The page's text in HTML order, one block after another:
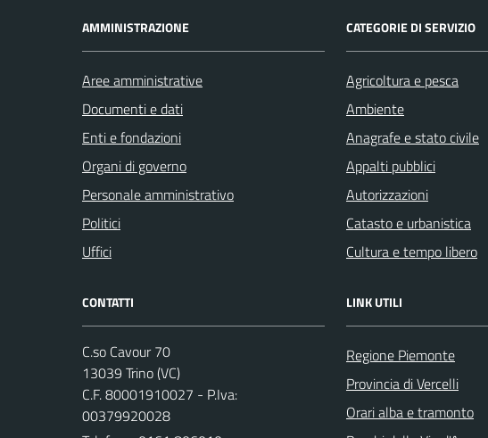
AMMINISTRAZIONE
Aree amministrative
Documenti e dati
Enti e fondazioni
Organi di governo
Personale amministrativo
Politici
Uffici
CATEGORIE DI SERVIZIO
Agricoltura e pesca
Ambiente
Anagrafe e stato civile
Appalti pubblici
Autorizzazioni
Catasto e urbanistica
Cultura e tempo libero
CONTATTI
C.so Cavour 70
13039 Trino (VC)
C.F. 80001910027 - P.Iva:
00379920028
LINK UTILI
Regione Piemonte
Provincia di Vercelli
Orari alba e tramonto